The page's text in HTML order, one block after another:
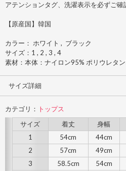
アテンションタグ、洗濯表示を必ずご確
【原産国】韓国
カラー： ホワイト , ブラック
サイズ：1 , 2 , 3 , 4
素材：本体：ナイロン95% ポリウレタ
サイズ詳細
カテゴリ： トップス
サイズ
着丈 身幅
1
54cm 44cm
2
57cm 49cm
3
58.5cm 54cm